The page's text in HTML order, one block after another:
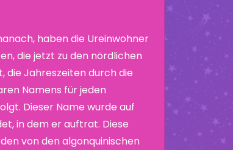
haben die Ureinwohner
die jetzt zu den nördlichen
die Jahreszeiten durch die
Namens für jeden
Dieser Name wurde auf
in dem er auftrat. Diese
von den algonquinischen